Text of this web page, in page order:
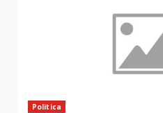
Politica